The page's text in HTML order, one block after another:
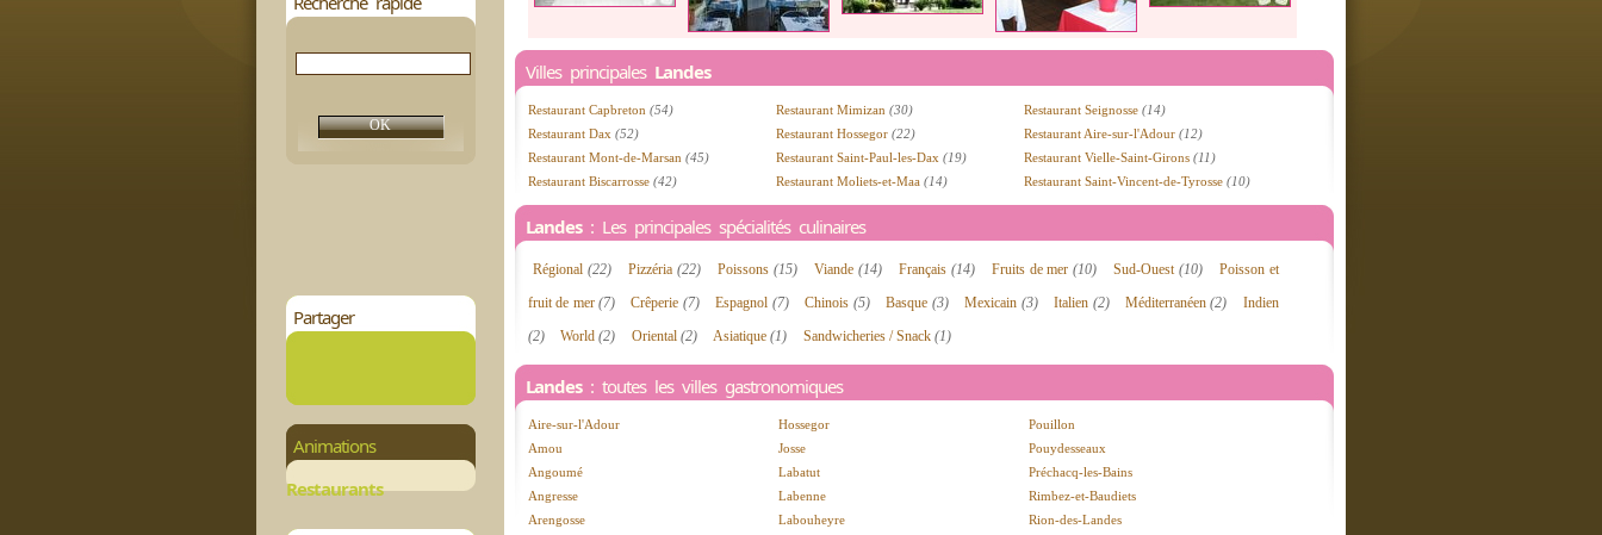
Partager
Animations
Restaurants
Villes principales Landes
Restaurant Capbreton (54)
Restaurant Dax (52)
Restaurant Mont-de-Marsan (45)
Restaurant Biscarrosse (42)
Restaurant Mimizan (30)
Restaurant Hossegor (22)
Restaurant Saint-Paul-les-Dax (19)
Restaurant Moliets-et-Maa (14)
Restaurant Seignosse (14)
Restaurant Aire-sur-l'Adour (12)
Restaurant Vielle-Saint-Girons (11)
Restaurant Saint-Vincent-de-Tyrosse (10)
Landes: Les principales spécialités culinaires
Régional (22) Pizzéria (22) Poissons (15) Viande (14) Français (14) Fruits de mer(10) Sud-Ouest(10)
Poisson et
fruit de mer (7) Crêperie (7) Espagnol (7) Chinois (5) Basque (3) Mexicain (3) Italien (2) Méditerranéen(2)
Indien
(2)
World(2) Oriental (2) Asiatique(1) Sandwicheries / Snack (1)
Landes: toutes les villes gastronomiques
Aire-sur-l'Adour
Amou
Angoumé
Angresse
Arengosse
Hossegor
Josse
Labatut
Labenne
Labouheyre
Pouillon
Pouydesseaux
Préchacq-les-Bains
Rimbez-et-Baudiets
Rion-des-Landes